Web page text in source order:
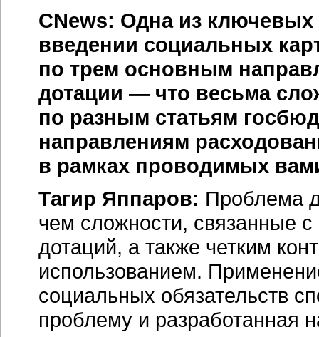
CNews: Одна из
введении социальных
по трем основным
дотации — что весьма
по разным статьям
направлениям
в рамках проводимых
Тагир Яппаров: Проблема
чем сложности, связанные с
дотаций, а также четким
использованием.
социальных обязательств
проблему и разработанная